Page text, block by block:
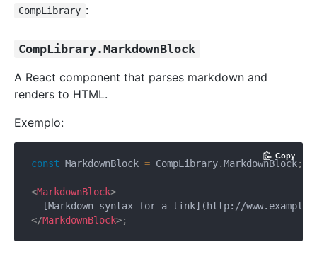
CompLibrary :
CompLibrary.MarkdownBlock
A React component that parses markdown and
renders to HTML.
Exemplo:
const MarkdownBlock = CompLibrary.MarkdownBlock;
<MarkdownBlock>
</MarkdownBlock>;
Copy